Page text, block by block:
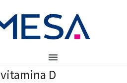
vitamina D